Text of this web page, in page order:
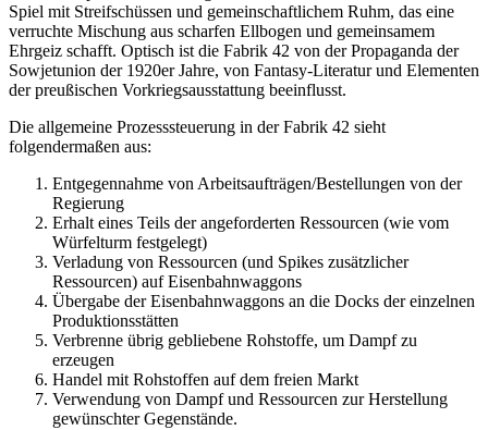
Spiel mit Streifschüssen und gemeinschaftlichem Ruhm, das eine
verruchte Mischung aus scharfen Ellbogen und gemeinsamem
Ehrgeiz schafft. Optisch ist die Fabrik 42 von der Propaganda der
Sowjetunion der 1920er Jahre, von Fantasy-Literatur und Elementen
der preußischen Vorkriegsausstattung beeinflusst.
Die allgemeine Prozesssteuerung in der Fabrik 42 sieht
folgendermaßen aus:
Entgegennahme von Arbeitsaufträgen/Bestellungen von der
Regierung
Erhalt eines Teils der angeforderten Ressourcen (wie vom
Würfelturm festgelegt)
Verladung von Ressourcen (und Spikes zusätzlicher
Ressourcen) auf Eisenbahnwaggons
Übergabe der Eisenbahnwaggons an die Docks der einzelnen
Produktionsstätten
Verbrenne übrig gebliebene Rohstoffe, um Dampf zu
erzeugen
Handel mit Rohstoffen auf dem freien Markt
Verwendung von Dampf und Ressourcen zur Herstellung
gewünschter Gegenstände.